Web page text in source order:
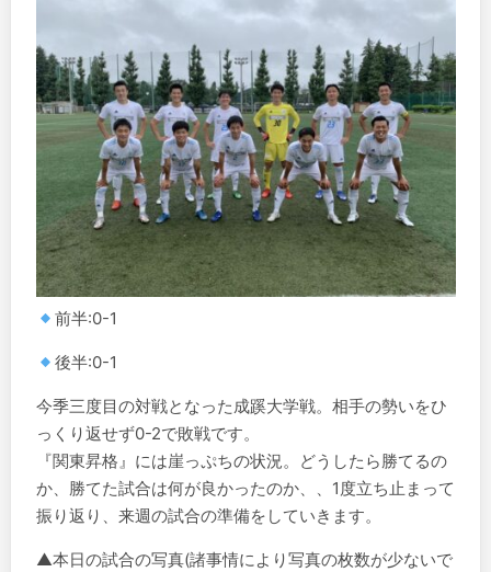
前半:0-1
後半:0-1
今季三度目の対戦となった成蹊大学戦。相手の勢いをひ
っくり返せず0-2で敗戦です。
『関東昇格』には崖っぷちの状況。どうしたら勝てるの
か、勝てた試合は何が良かったのか、、1度立ち止まって
振り返り、来週の試合の準備をしていきます。
▲本日の試合の写真(諸事情により写真の枚数が少ないで